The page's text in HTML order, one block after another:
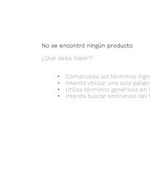
No se encontró ningún producto
¿Qué debo hacer?
Comprueba los términos
Intenta utilizar una sola
Utiliza términos genéricos en
Intenta buscar sinónimos del